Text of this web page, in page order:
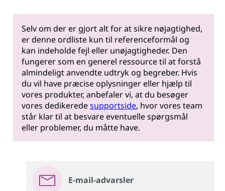
Selv om der er gjort alt for at sikre nøjagtighed,
er denne ordliste kun til referenceformål og
kan indeholde fejl eller unøjagtigheder. Den
fungerer som en generel ressource til at forstå
almindeligt anvendte udtryk og begreber. Hvis
du vil have præcise oplysninger eller hjælp til
vores produkter, anbefaler vi, at du besøger
vores dedikeredesupportside, hvor vores team
står klar til at besvare eventuelle spørgsmål
eller problemer, du måtte have.
E-mail-advarsler